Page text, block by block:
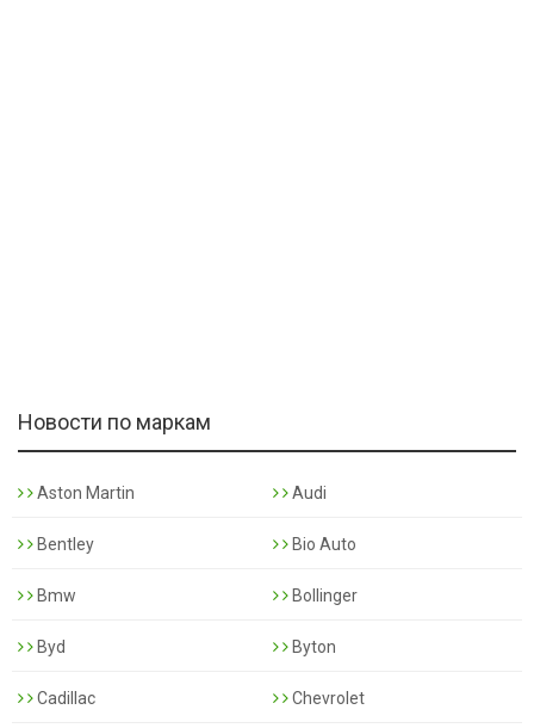
Новости по маркам
Aston Martin Audi
Bentley Bio Auto
Bmw Bollinger
Byd Byton
Cadillac Chevrolet